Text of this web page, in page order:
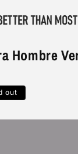
Hombre
out